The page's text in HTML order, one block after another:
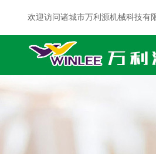
欢迎访问诸城市万利源机械科技有